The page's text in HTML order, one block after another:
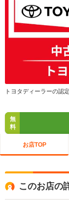
トヨタディーラーの認
無
料
お店TOP
このお店の